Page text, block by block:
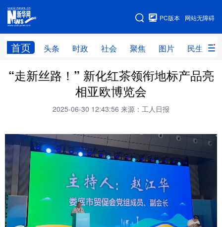
网站无障碍
PC版本
首页 头条 时政 社会 聚焦 图片 民生
网站地图
头条 时政 社会 聚焦
民生 访谈
服务
云游新疆 云端悦读 云看书画 光影新疆
人事频道 融媒体联播 廉政频道 新华视角看新疆
地方频道
北京 天津 河北 山西
“走新丝路！” 新化红茶领衔地标产品亮
相亚欧博览会
2025-06-30 12:43:56 来源：工人日报